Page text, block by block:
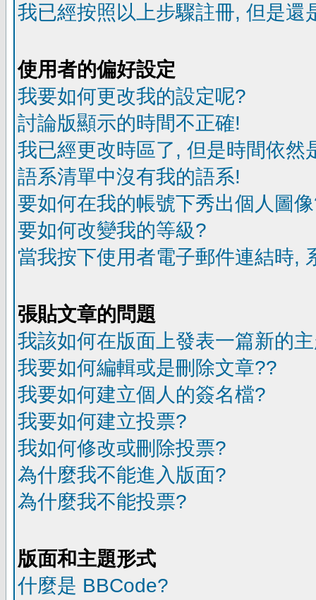
我已經按照以上步驟註冊, 但是還
使用者的偏好設定
我要如何更改我的設定呢?
討論版顯示的時間不正確!
我已經更改時區了, 但是時間依然
語系清單中沒有我的語系!
要如何在我的帳號下秀出個人圖
要如何改變我的等級?
當我按下使用者電子郵件連結時,
張貼文章的問題
我該如何在版面上發表一篇新的
我要如何編輯或是刪除文章??
我要如何建立個人的簽名檔?
我要如何建立投票?
我如何修改或刪除投票?
為什麼我不能進入版面?
為什麼我不能投票?
版面和主題形式
什麼是 BBCode?